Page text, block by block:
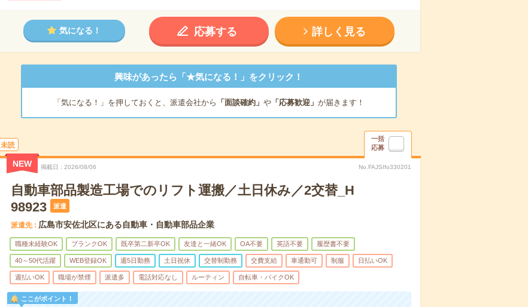
気になる！ 応募する 詳しく見る
興味があったら「★気になる！」をクリック！
「気になる！」を押しておくと、派遣会社から 「面談確約」 や「応募歓迎」 が届きます！
未読
一括
応募
NEW 掲載日 2026/08/06 No.FAJSIfo330201
自動車部品製造工場でのリフト運搬／土日休み／2交替_H
98923
派遣
派遣先 広島市安佐北区にある自動車・自動車部品企業
職種未経験OK ブランクOK 既卒第二新卒OK 友達と一緒OK OA不要 英語不要 履歴書不要
40～50代活躍 WEB登録OK 週5日勤務 土日祝休 交替制勤務 交費支給 車通勤可 制服 日払いOK
週払いOK 職場が禁煙 派遣多 電話対応なし ルーティン 自転車・バイクOK
ここがポイント！